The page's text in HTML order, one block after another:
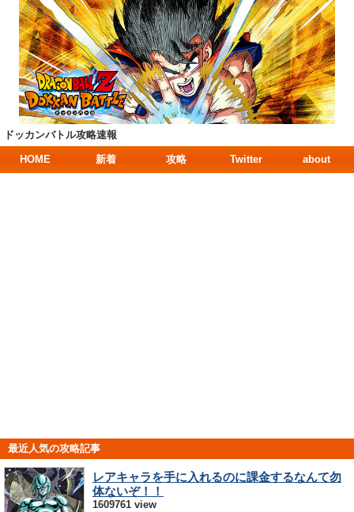
ドッカンバトル攻略速報
HOME 新着 攻略 Twitter about
最近人気の攻略記事
レアキャラを手に入れるのに課金するなんて勿
体ないぞ！！
1609761 view